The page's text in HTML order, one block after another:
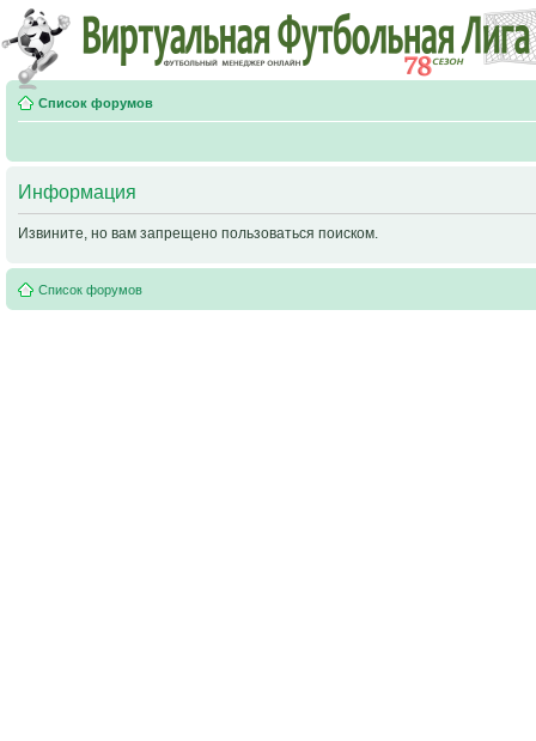
Список форумов
Информация
Извините, но вам запрещено пользоваться поиском.
Список форумов